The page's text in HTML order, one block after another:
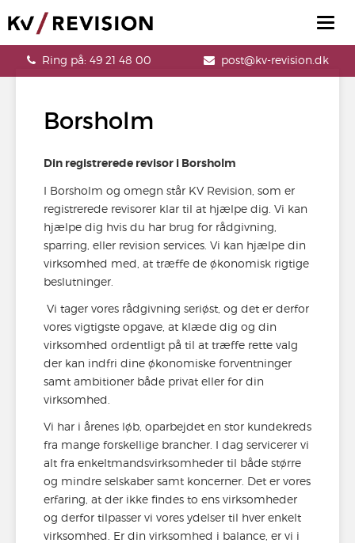
Ring på: 49 21 48 00
post@kv-revision.dk
Borsholm
Din registrerede revisor i Borsholm
I Borsholm og omegn står KV Revision, som er
registrerede revisorer klar til at hjælpe dig. Vi kan
hjælpe dig hvis du har brug for rådgivning,
sparring, eller revision services. Vi kan hjælpe din
virksomhed med, at træffe de økonomisk rigtige
beslutninger.
Vi tager vores rådgivning seriøst, og det er derfor
vores vigtigste opgave, at klæde dig og din
virksomhed ordentligt på til at træffe rette valg
der kan indfri dine økonomiske forventninger
samt ambitioner både privat eller for din
virksomhed.
Vi har i årenes løb, oparbejdet en stor kundekreds
fra mange forskellige brancher. I dag servicerer vi
alt fra enkeltmandsvirksomheder til både større
og mindre selskaber samt koncerner. Det er vores
erfaring, at der ikke findes to ens virksomheder
og derfor tilpasser vi vores ydelser til hver enkelt
virksomhed. Er din virksomhed i balance, er vi i